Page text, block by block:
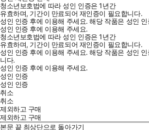
청소년보호법에 따라 성인 인증은 1년간
유효하며, 기간이 만료되어 재인증이 필요합니다.
성인 인증 후에 이용해 주세요.해당 작품은 성인
성인 인증 후에 이용해 주세요.
청소년보호법에 따라 성인 인증은 1년간
유효하며, 기간이 만료되어 재인증이 필요합니다.
성인 인증 후에 이용해 주세요.해당 작품은 성인
니다.
성인 인증 후에 이용해 주세요.
성인 인증
성인 인증
취소
취소
제외하고 구매
제외하고 구매
본문 끝 최상단으로 돌아가기